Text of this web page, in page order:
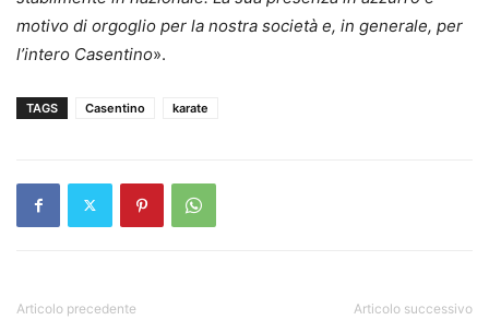
motivo di orgoglio per la nostra società e, in generale, per
l’intero Casentino».
TAGS Casentino karate
Articolo precedente Articolo successivo